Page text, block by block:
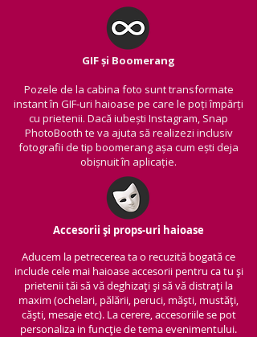
GIF și Boomerang
Pozele de la cabina foto sunt transformate
instant în GIF-uri haioase pe care le poți împărți
cu prietenii. Dacă iubești Instagram, Snap
PhotoBooth te va ajuta să realizezi inclusiv
fotografii de tip boomerang așa cum ești deja
obișnuit în aplicație.
Accesorii și props-uri haioase
Aducem la petrecerea ta o recuzită bogată ce
include cele mai haioase accesorii pentru ca tu și
prietenii tăi să vă deghizați și să vă distrați la
maxim (ochelari, pălării, peruci, măști, mustăți,
căști, mesaje etc). La cerere, accesoriile se pot
personaliza in funcție de tema evenimentului.